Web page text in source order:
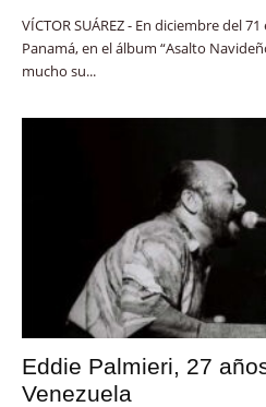
VÍCTOR SUÁREZ - En diciembre del
Panamá, en el álbum “Asalto
mucho su...
Eddie Palmieri, 27
Venezuela